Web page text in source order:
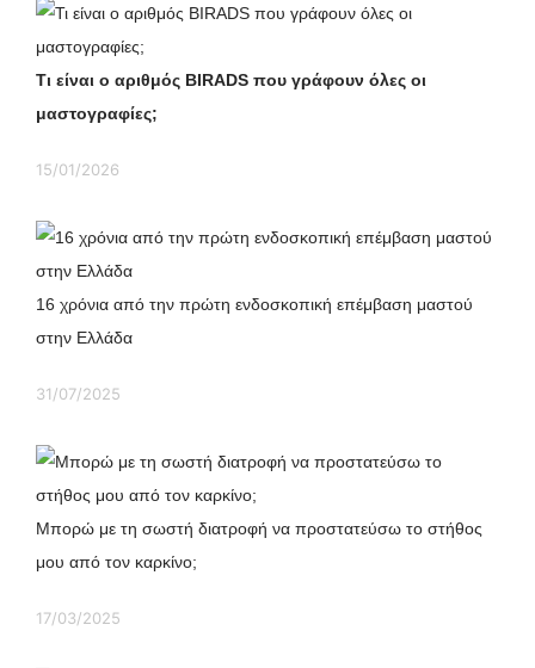
Τι είναι ο αριθμός BIRADS που γράφουν όλες οι
μαστογραφίες;
15/01/2026
16 χρόνια από την πρώτη ενδοσκοπική επέμβαση μαστού
στην Ελλάδα
31/07/2025
Μπορώ με τη σωστή διατροφή να προστατεύσω το στήθος
μου από τον καρκίνο;
17/03/2025